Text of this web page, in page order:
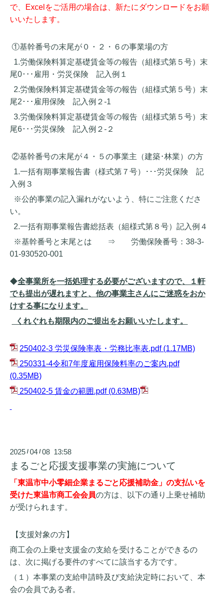
で、 Excel をご活用の場合は、新たにダウンロードをお願
いいたします。
①基幹番号の末尾が０・２・６の事業場の方
1.労働保険料算定基礎賃金等の報告（組様式第５号）末
尾0･･･雇用・労災保険 記入例１
2.労働保険料算定基礎賃金等の報告（組様式第５号）末
尾2 ･･･雇用保険 記入例２ -1
3.労働保険料算定基礎賃金等の報告（組様式第５号）末
尾6･･･労災保険 記入例２ - ２
②基幹番号の末尾が４・５の事業主（建築･林業）の方
1.一括有期事業報告書（様式第７号）･･･労災保険 記
入例３
※公的事業の記入漏れがないよう、特にご注意くださ
い。
2.一括有期事業報告書総括表（組様式第８号）記入例４
※基幹番号と末尾とは ⇒ 労働保険番号： 38-3-
01-930520-001
◆全事業所を一括処理する必要がございますので、１軒
でも提出が遅れますと、他の事業主さんにご迷惑をおか
けする事になります。
くれぐれも期限内のご提出をお願いいたします。
250402-3 労災保険率表・労務比率表.pdf(1.17MB)
250331-4令和7年度雇用保険料率のご案内.pdf
(0.35MB)
250402-5 賃金の範囲.pdf(0.63MB)
2025 /04 /08 13:58
まるごと応援支援事業の実施について
「東温市中小零細企業まるごと応援補助金」の支払いを
受けた東温市商工会会員の方は、以下の通り上乗せ補助
が受けられます。
【支援対象の方】
商工会の上乗せ支援金の支給を受けることができるの
は、次に掲げる要件のすべてに該当する方です。
（１）本事業の支給申請時及び支給決定時において、本
会の会員である者。